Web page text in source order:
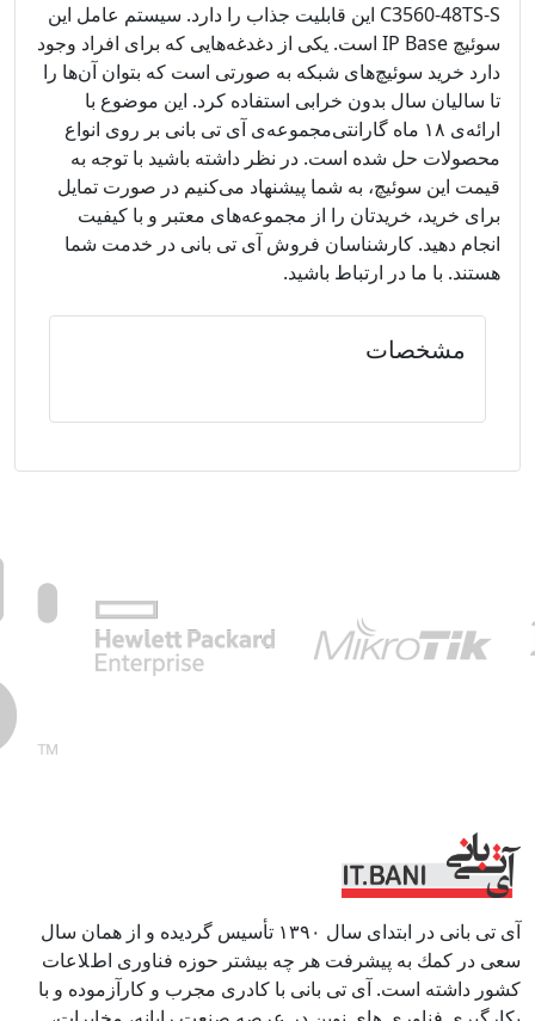
C3560-48TS-S این قابلیت جذاب را دارد. سیستم عامل این
سوئیچ IP Base است. یکی از دغدغه‌هایی که برای افراد وجود
دارد خرید سوئیچ‌های شبکه به صورتی است که بتوان آن‌ها را
تا سالیان سال بدون خرابی استفاده کرد. این موضوع با
ارائه‌ی ۱۸ ماه گارانتی‌مجموعه‌ی آی‌ تی بانی بر روی انواع
محصولات حل شده است. در نظر داشته باشید با توجه به
قیمت این سوئیچ، به شما پیشنهاد می‌کنیم در صورت تمایل
برای خرید، خریدتان را از مجموعه‌های معتبر و با کیفیت
انجام دهید. کارشناسان فروش آی‌ تی بانی در خدمت شما
هستند. با ما در ارتباط باشید.
مشخصات
آی تی بانی در ابتداى سال ١٣٩٠ تأسيس گرديده و از همان سال
سعى در كمك به پيشرفت هر چه بيشتر حوزه فناورى اطﻼعات
كشور داشته است. آی تی بانی با كادرى مجرب و كارآزموده و با